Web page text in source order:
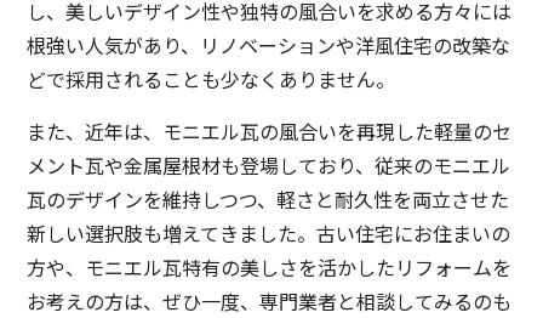
し、美しいデザイン性や独特の風合いを求める方々には
根強い人気があり、リノベーションや洋風住宅の改築な
どで採用されることも少なくありません。
また、近年は、モニエル瓦の風合いを再現した軽量のセ
メント瓦や金属屋根材も登場しており、従来のモニエル
瓦のデザインを維持しつつ、軽さと耐久性を両立させた
新しい選択肢も増えてきました。古い住宅にお住まいの
方や、モニエル瓦特有の美しさを活かしたリフォームを
お考えの方は、ぜひ一度、専門業者と相談してみるのも